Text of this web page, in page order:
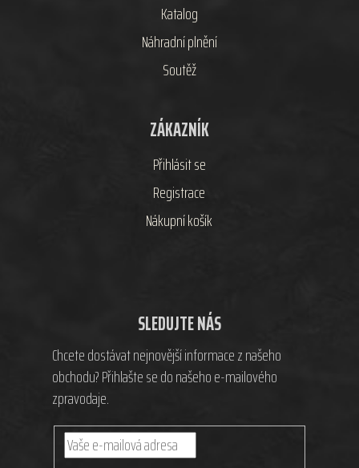
Katalog
Náhradní plnění
Soutěž
ZÁKAZNÍK
Přihlásit se
Registrace
Nákupní košík
SLEDUJTE NÁS
Chcete dostávat nejnovější informace z našeho
obchodu? Přihlašte se do našeho e-mailového
zpravodaje.